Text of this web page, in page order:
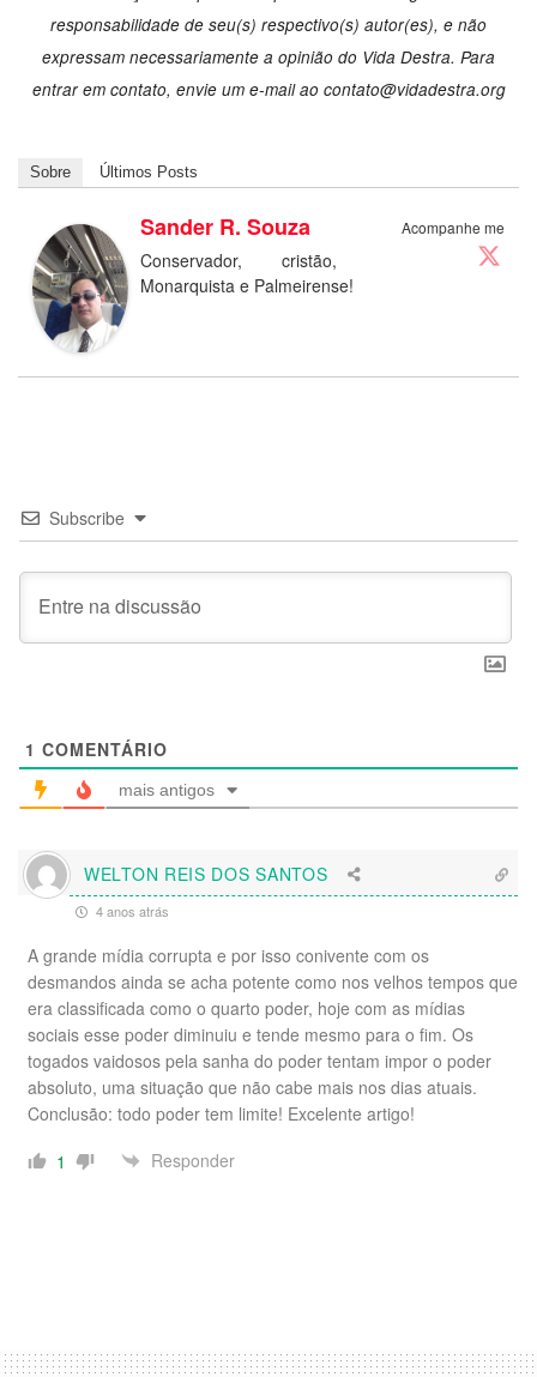
responsabilidade de seu(s) respectivo(s) autor(es), e não
expressam necessariamente a opinião do Vida Destra. Para
entrar em contato, envie um e-mail ao contato@vidadestra.org
Sobre Últimos Posts
Acompanhe me
Sander R. Souza
Conservador, cristão,
Monarquista e Palmeirense!
Subscribe
1 COMENTÁRIO
mais antigos
WELTON REIS DOS SANTOS
4 anos atrás
A grande mídia corrupta e por isso conivente com os
desmandos ainda se acha potente como nos velhos tempos que
era classificada como o quarto poder, hoje com as mídias
sociais esse poder diminuiu e tende mesmo para o fim. Os
togados vaidosos pela sanha do poder tentam impor o poder
absoluto, uma situação que não cabe mais nos dias atuais.
Conclusão: todo poder tem limite! Excelente artigo!
1
Responder